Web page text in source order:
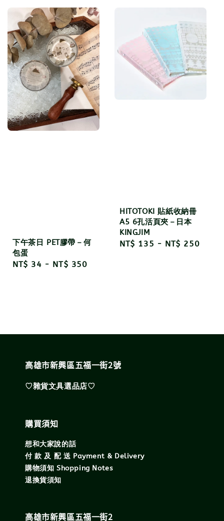
下午茶日 PET膠帶－何
包蛋
Regular
NT$ 34 - NT$ 350
HITOTOKI 貼紙收納冊
A5 6孔活頁夾－日本
KINGJIM
Regular
NT$ 135 - NT$ 250
高雄市新興區五福一街2號
♡雜貨文具選品店♡
購買須知
想和大家說的話
付 款 及 配 送 Payment & Delivery
購物須知 Shopping Notes
退換貨須知
高雄市新興區五福一街2